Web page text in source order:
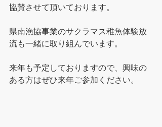
協賛させて頂いております。
県南漁協事業のサクラマス稚魚体験放
流も一緒に取り組んでいます。
来年も予定しておりますので、興味の
ある方はぜひ来年ご参加ください。